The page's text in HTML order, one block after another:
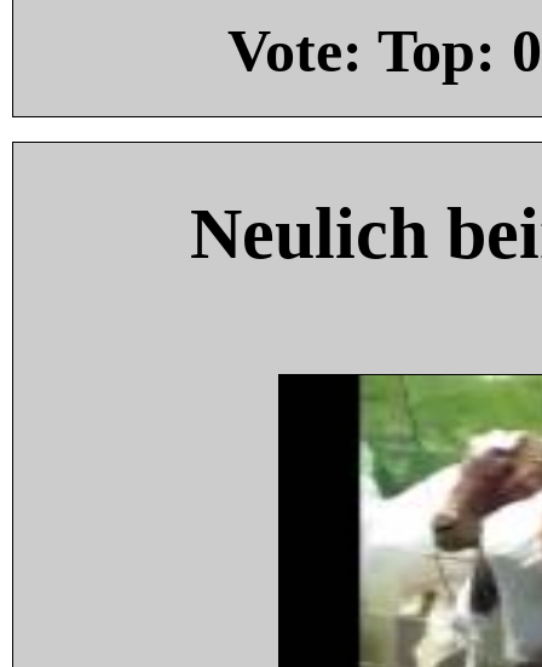
Vote: Top: 0
Neulich